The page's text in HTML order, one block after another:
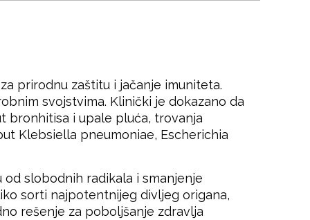
prirodnu zaštitu i jačanje imuniteta.
svojstvima. Klinički je dokazano da
bronhitisa i upale pluća, trovanja
Klebsiella pneumoniae, Escherichia
slobodnih radikala i smanjenje
sorti najpotentnijeg divljeg origana,
rešenje za poboljšanje zdravlja